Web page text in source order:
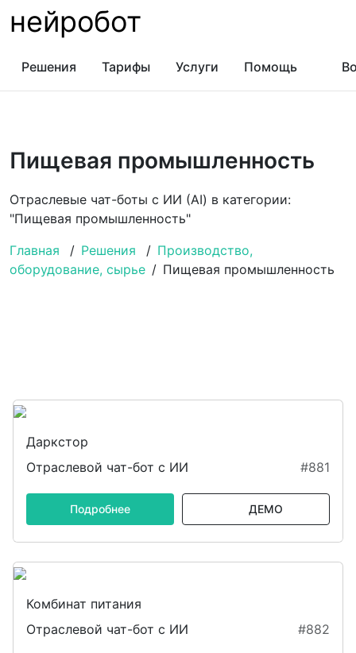
нейробот
Решения Тарифы Услуги Помощь
Пищевая промышленность
Отраслевые чат-боты с ИИ (AI) в категории:
"Пищевая промышленность"
Главная
/ Решения / Производство,
оборудование, сырье / Пищевая промышленность
Даркстор
Отраслевой чат-бот с ИИ
#881
Подробнее ДЕМО
Комбинат питания
Отраслевой чат-бот с ИИ
#882